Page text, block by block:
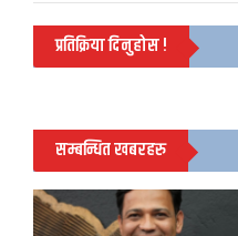
प्रतिक्रिया दिनुहोस !
सम्बन्धित खबरहरु